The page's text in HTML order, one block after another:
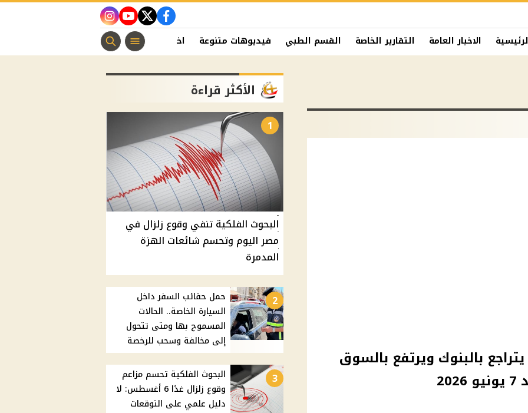
facebook
twitter
youtube
instagram
الاخبار العامة التقارير الخاصة القسم الطبي فيديوهات متنوعة اخبار الفن منوعات مسيحية
بالبنوك ويرتفع بالسوق
الأكثر قراءة
1
البحوث الفلكية تنفي وقوع زلزال في
مصر اليوم وتحسم شائعات الهزة
المدمرة
2
حمل حقائب السفر داخل
السيارة الخاصة.. الحالات
المسموح بها ومتى تتحول
إلى مخالفة وسحب للرخصة
3
البحوث الفلكية تحسم مزاعم
وقوع زلزال غدًا 6 أغسطس: لا
دليل علمي على التوقعات